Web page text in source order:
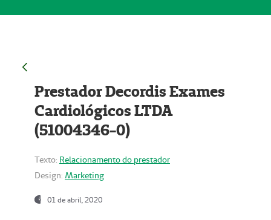
Prestador Decordis Exames
Cardiológicos LTDA
(51004346-0)
Texto: Relacionamento do prestador
Design: Marketing
01 de abril, 2020